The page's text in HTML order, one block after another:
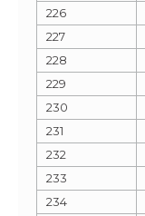
226
227
228
229
230
231
232
233
234